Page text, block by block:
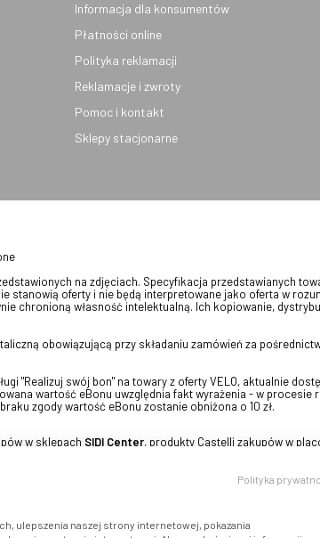
Informacja dla konsumentów
Płatności online
Polityka reklamacji
Reklamacje i zwroty
Pomoc i kontakt
Sklepy stacjonarne
na zdjęciach. Specyfikacja przedstawianych
stanowią oferty i nie będą interpretowane jako oferta w
chronioną własność intelektualną. Ich kopiowanie,
obowiązującą przy składaniu zamówień za
"Realizuj swój bon" na towary z oferty VELO, aktualnie
wartość eBonu uwzględnia fakt wyrażenia - w procesie
zgody wartość eBonu zostanie obniżona o 10 zł.
w sklepach SIDI Center, produkty Castelli zakupów w
Polityka
ulepszenia naszej strony internetowej, pokazania